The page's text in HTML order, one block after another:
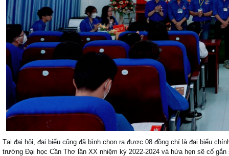
Tại đại hội, đại biểu cũng đã bình chọn ra được 08 đồng chí là đại biểu
trường Đại học Cần Thơ lần XX nhiệm kỳ 2022-2024 và hứa hẹn sẽ cố